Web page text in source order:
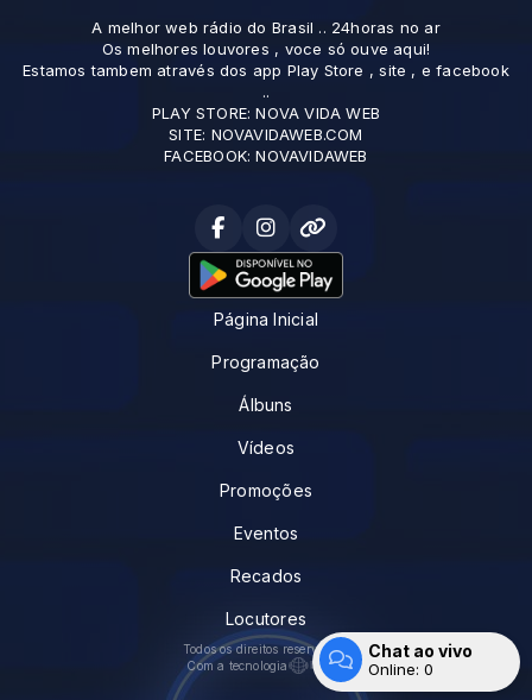
A melhor web rádio do Brasil .. 24horas no ar
Os melhores louvores , voce só ouve aqui!
Estamos tambem através dos app Play Store , site , e facebook
..
PLAY STORE: NOVA VIDA WEB
SITE: NOVAVIDAWEB.COM
FACEBOOK: NOVAVIDAWEB
Página Inicial
Programação
Álbuns
Vídeos
Promoções
Eventos
Recados
Locutores
Todos os direitos reservados.
Com a tecnologia
Chat ao vivo
Online: 0